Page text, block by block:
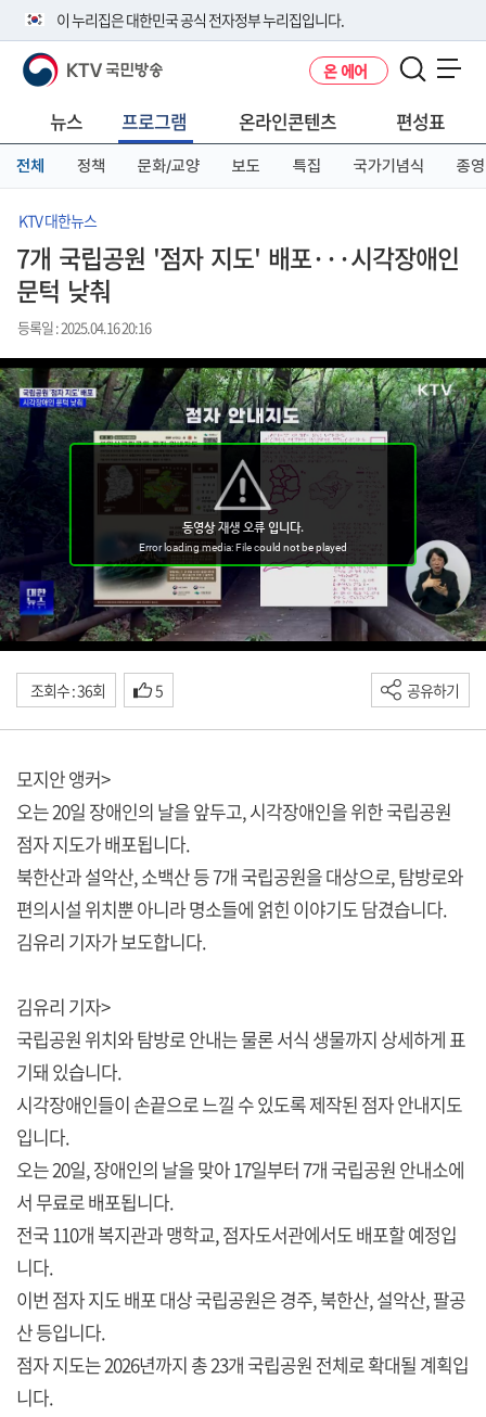
이 누리집은 대한민국 공식 전자정부 누리집입니다.
공식 누리집 주소 확인하기
니다.
이밖에 or.kr 또는 .kr등 다른 도메인 주소를 사용하고 있다면 아래 URL에
서 도메인 주소를 확인해 보세요
KTV 국민방송 온 에어
뉴스 프로그램 온라인콘텐츠 편성표
전체 정책 문화/교양 보도 특집 국가기념식 종영
KTV 대한뉴스
7개 국립공원 '점자 지도' 배포···시각장애인
문턱 낮춰
등록일 : 2025.04.16 20:16
조회수 : 36회 5 공유하기
모지안 앵커>
오는 20일 장애인의 날을 앞두고, 시각장애인을 위한 국립공원
점자 지도가 배포됩니다.
북한산과 설악산, 소백산 등 7개 국립공원을 대상으로, 탐방로와
편의시설 위치뿐 아니라 명소들에 얽힌 이야기도 담겼습니다.
김유리 기자가 보도합니다.
김유리 기자>
국립공원 위치와 탐방로 안내는 물론 서식 생물까지 상세하게 표
기돼 있습니다.
시각장애인들이 손끝으로 느낄 수 있도록 제작된 점자 안내지도
입니다.
오는 20일, 장애인의 날을 맞아 17일부터 7개 국립공원 안내소에
서 무료로 배포됩니다.
전국 110개 복지관과 맹학교, 점자도서관에서도 배포할 예정입
니다.
이번 점자 지도 배포 대상 국립공원은 경주, 북한산, 설악산, 팔공
산 등입니다.
점자 지도는 2026년까지 총 23개 국립공원 전체로 확대될 계획입
니다.